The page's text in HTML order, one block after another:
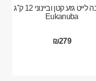
יוקנובה לייט גזע קטן וביינוני 12 ק''ג
Eukanuba
₪279